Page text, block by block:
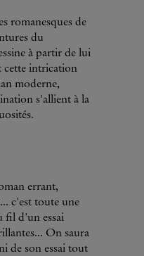
romanesques de
du
à partir de lui
cette intrication
moderne,
s'allient à la
errant,
c'est toute une
fil d'un essai
On saura
de son essai tout